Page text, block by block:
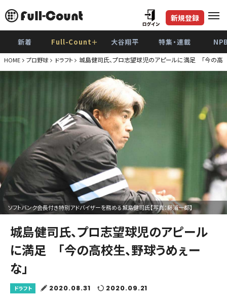
新規登録
新着 Full-Count＋ 大谷翔平 特集・連載
HOME プロ野球 ドラフト 城島健司氏、プロ志望球児のアピールに満足 「今の高校
ソフトバンク会長付き特別アドバイザーを務める城島健司氏【写真：藤浦一都】
城島健司氏、プロ志望球児のアピール
に満足 「今の高校生、野球うめぇー
な」
ドラフト 2020.08.31 2020.09.21